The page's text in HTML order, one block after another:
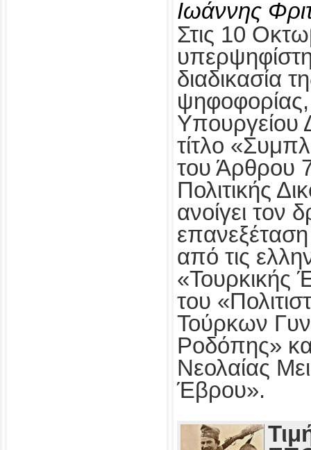
Ιωάννης
Στις 10
διαδικασία
Υπουργείου
τίτλο
του Άρθρου
Πολιτικής
ανοίγει τον
από τις
«Τουρκικής
του
Τούρκων
Ροδόπης»
Νεολαίας
Έβρου».